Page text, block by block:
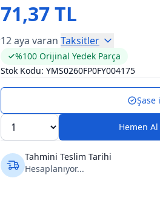
71,37 TL
12 aya varan Taksitler
%100 Orijinal Yedek Parça
Stok Kodu: YMS0260FP0FY004175
Şase
Hemen Al
Tahmini Teslim Tarihi
Hesaplanıyor...